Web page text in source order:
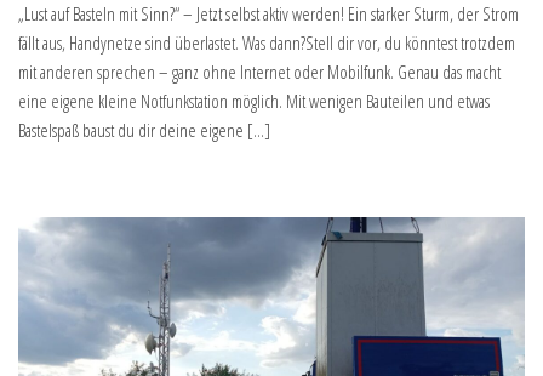
„Lust auf Basteln mit Sinn?“ – Jetzt selbst aktiv werden! Ein starker Sturm, der Strom
fällt aus, Handynetze sind überlastet. Was dann?Stell dir vor, du könntest trotzdem
mit anderen sprechen – ganz ohne Internet oder Mobilfunk. Genau das macht
eine eigene kleine Notfunkstation möglich. Mit wenigen Bauteilen und etwas
Bastelspaß baust du dir deine eigene […]